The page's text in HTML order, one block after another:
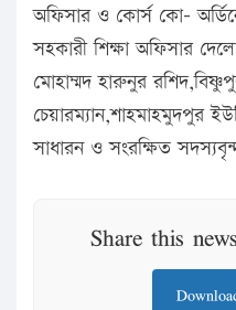
অফিসার ও কোর্স কো-
সহকারী শিক্ষা অফিসার
মোহাম্মদ হারুনুর
চেয়ারম্যান,শাহমাহমুদপুর
সাধারন ও সংরক্ষিত
Share this